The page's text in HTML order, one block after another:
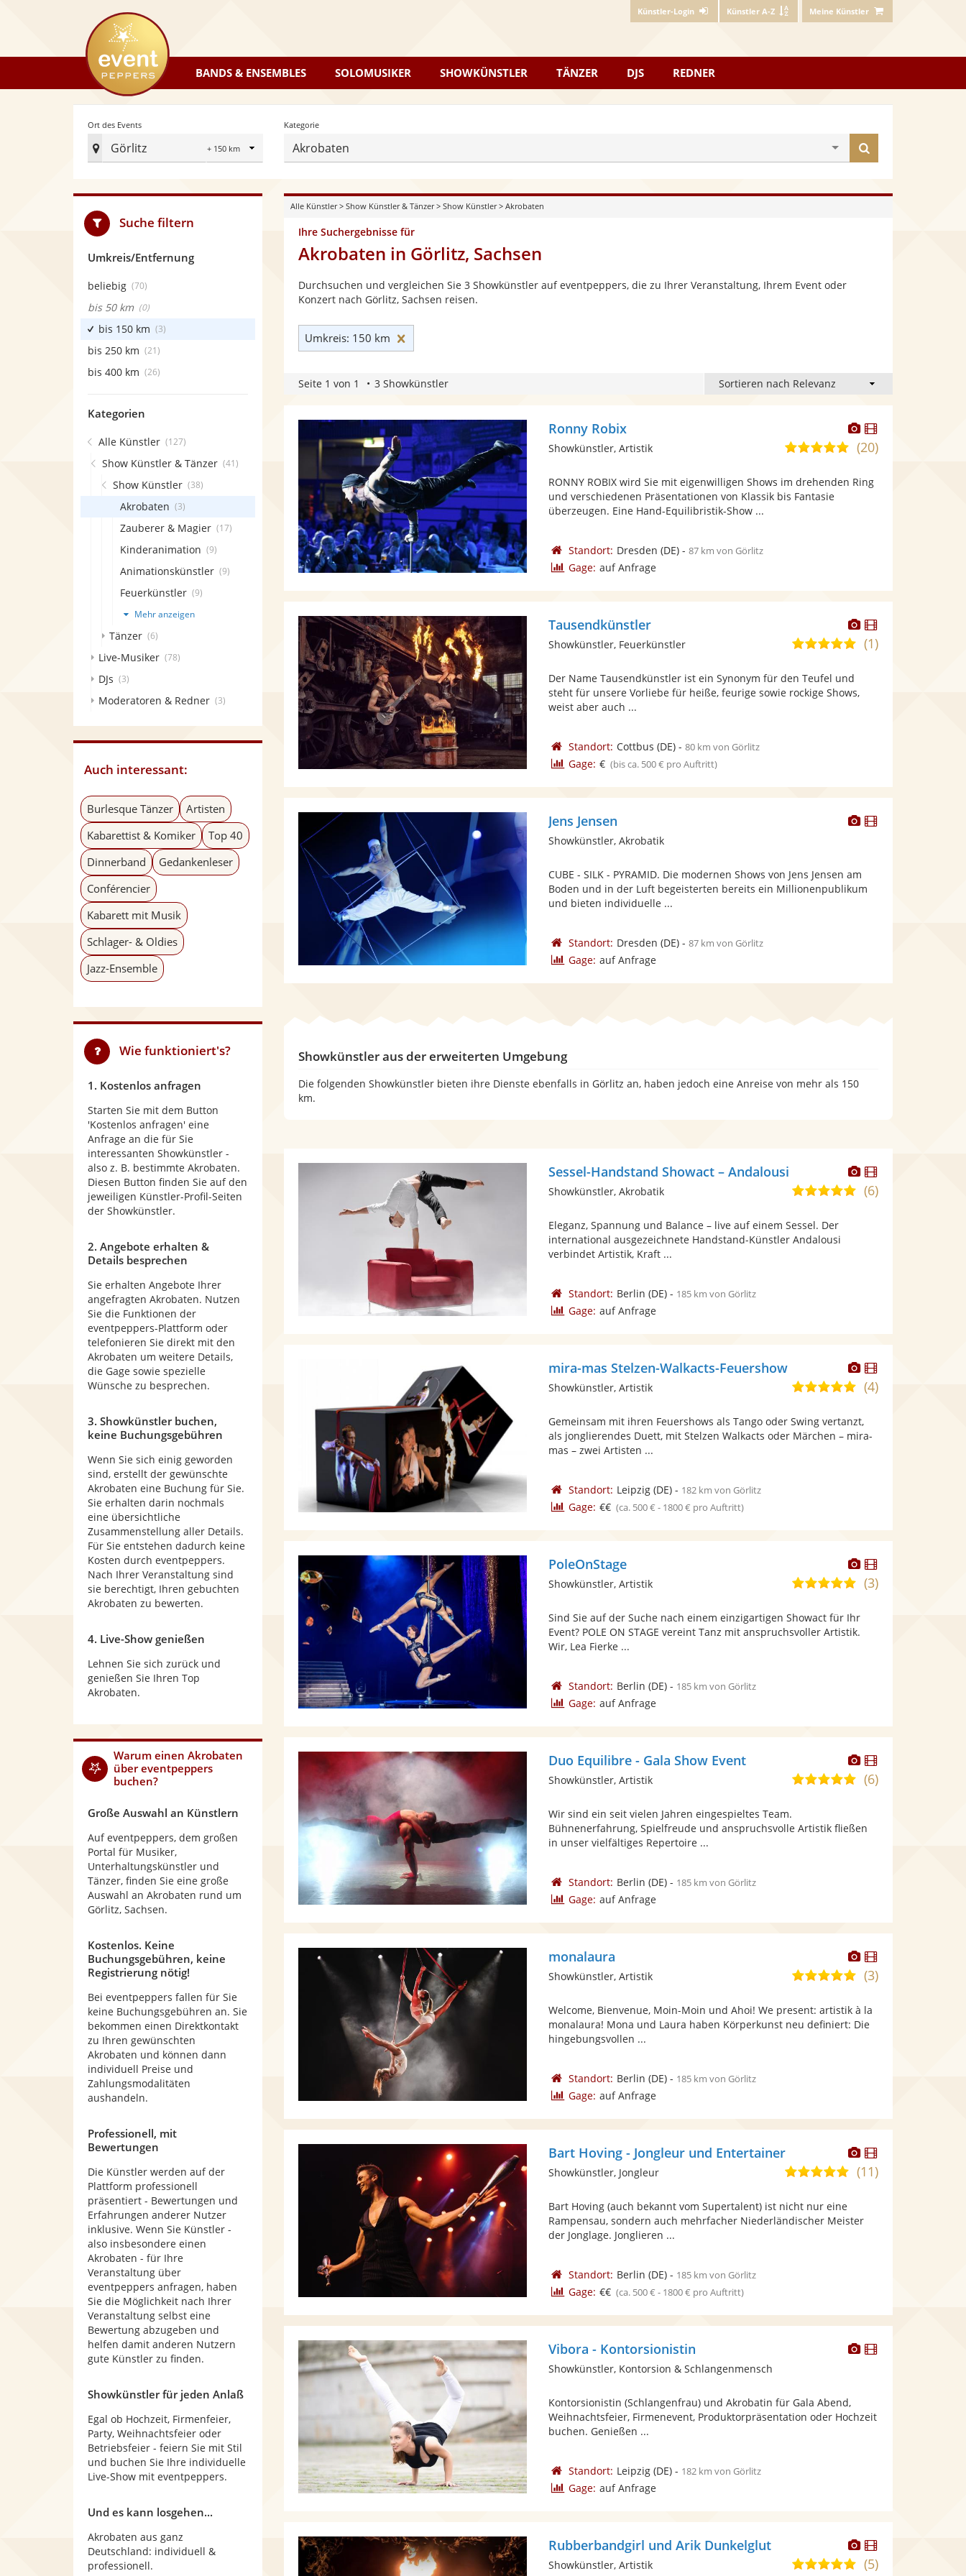
Künstler-Login Künstler A-Z Meine Künstler
eventpeppers
BANDS & ENSEMBLES SOLOMUSIKER SHOWKÜNSTLER TÄNZER DJS REDNER
Ort des Events
Görlitz
Radius
Ort
Events
festlegen
Kategorie
Akrobaten
finden
Alle Künstler> Show Künstler & Tänzer> Show Künstler> Akrobaten
Ihre Suchergebnisse für
Akrobaten in Görlitz, Sachsen
Durchsuchen und vergleichen Sie 3 Showkünstler auf eventpeppers, die zu Ihrer Veranstaltung, Ihrem Event oder
Konzert nach Görlitz, Sachsen reisen.
Umkreis: 150 km
Seite 1 von 1 3 Showkünstler
Dieser
Künstler
stellt
bereit.
Dieser
Künstler
Ronny Robix
4,9
5
(20)
Showkünstler, Artistik
RONNY ROBIX wird Sie mit eigenwilligen Shows im drehenden Ring
und verschiedenen Präsentationen von Klassik bis Fantasie
überzeugen. Eine Hand-Equilibristik-Show ...
Standort: Dresden (DE)- 87 km von Görlitz
Gage: auf Anfrage
Dieser
Künstler
stellt
Dieser
Künstler
Tausendkünstler
5,0
Sternen
(1)
Showkünstler, Feuerkünstler
Der Name Tausendkünstler ist ein Synonym für den Teufel und
steht für unsere Vorliebe für heiße, feurige sowie rockige Shows,
weist aber auch ...
Standort: Cottbus (DE)- 80 km von Görlitz
Gage: € (bis ca. 500 € pro Auftritt)
DieserDieser
Jens Jensen
Showkünstler, Akrobatik
CUBE - SILK - PYRAMID. Die modernen Shows von Jens Jensen am
Boden und in der Luft begeisterten bereits ein Millionenpublikum
und bieten individuelle ...
Standort: Dresden (DE)- 87 km von Görlitz
Gage: auf Anfrage
Showkünstler aus der erweiterten Umgebung
Die folgenden Showkünstler bieten ihre Dienste ebenfalls in Görlitz an, haben jedoch eine Anreise von mehr als 150
km.
Dieser
Künstler
stellt
Dieser
Künstler
Sessel-Handstand Showact – Andalousi
5,0(6)
Showkünstler, Akrobatik
Eleganz, Spannung und Balance – live auf einem Sessel. Der
international ausgezeichnete Handstand-Künstler Andalousi
verbindet Artistik, Kraft ...
Standort: Berlin (DE)- 185 km von Görlitz
Gage: auf Anfrage
Dieser
Künstler
stellt
bereit.
Dieser
Künstler
mira-mas Stelzen-Walkacts-Feuershow
5,0
5
Sternen
(4)
Showkünstler, Artistik
Gemeinsam mit ihren Feuershows als Tango oder Swing vertanzt,
als jonglierendes Duett, mit Stelzen Walkacts oder Märchen – mira-
mas – zwei Artisten ...
Standort: Leipzig(DE)- 182 km von Görlitz
Gage: €€ (ca. 500 € - 1800 € pro Auftritt)
Dieser
Künstler
stellt
Dieser
Künstler
PoleOnStage
5,0
5
Sternen
(3)
Showkünstler, Artistik
Sind Sie auf der Suche nach einem einzigartigen Showact für Ihr
Event? POLE ON STAGE vereint Tanz mit anspruchsvoller Artistik.
Wir, Lea Fierke ...
Standort: Berlin (DE)- 185 km von Görlitz
Gage: auf Anfrage
Dieser
Künstler
stellt
Dieser
Künstler
Duo Equilibre - Gala Show Event
5,0
Sternen
(6)
Showkünstler, Artistik
Wir sind ein seit vielen Jahren eingespieltes Team.
Bühnenerfahrung, Spielfreude und anspruchsvolle Artistik fließen
in unser vielfältiges Repertoire ...
Standort: Berlin (DE)- 185 km von Görlitz
Gage: auf Anfrage
Dieser
Künstler
stellt
Fotos
bereit.
Dieser
Künstler
monalaura
5,0
5
Sternen
(3)
Showkünstler, Artistik
Welcome, Bienvenue, Moin-Moin und Ahoi! We present: artistik à la
monalaura! Mona und Laura haben Körperkunst neu definiert: Die
hingebungsvollen ...
Standort: Berlin (DE)- 185 km von Görlitz
Gage: auf Anfrage
Dieser
Künstler
stellt
Dieser
Künstler
Bart Hoving - Jongleur und Entertainer
5,0
Sternen
(11)
Showkünstler, Jongleur
Bart Hoving (auch bekannt vom Supertalent) ist nicht nur eine
Rampensau, sondern auch mehrfacher Niederländischer Meister
der Jonglage. Jonglieren ...
Standort: Berlin (DE)- 185 km von Görlitz
Gage: €€ (ca. 500 € - 1800 € pro Auftritt)
Dieser
bereit.
Dieser
Vibora - Kontorsionistin
Showkünstler, Kontorsion & Schlangenmensch
Kontorsionistin (Schlangenfrau) und Akrobatin für Gala Abend,
Weihnachtsfeier, Firmenevent, Produktorpräsentation oder Hochzeit
buchen. Genießen ...
Standort: Leipzig(DE)- 182 km von Görlitz
Gage: auf Anfrage
Dieser
Künstler
Dieser
Künstler
Rubberbandgirl und Arik Dunkelglut
5,0(5)
Showkünstler, Artistik
Suche filtern
Umkreis/Entfernung
beliebig (70)
bis 50 km (0)
bis 150 km (3)
bis 250 km (21)
bis 400 km (26)
Kategorien
Alle Künstler (127)
Show Künstler & Tänzer (41)
Show Künstler (38)
Akrobaten (3)
Zauberer & Magier (17)
Kinderanimation (9)
Animationskünstler (9)
Feuerkünstler (9)
Mehr anzeigen
Tänzer (6)
Live-Musiker (78)
DJs (3)
Moderatoren & Redner (3)
Auch interessant:
Burlesque Tänzer
Artisten
Kabarettist & Komiker
Top 40
Dinnerband
Gedankenleser
Conférencier
Kabarett mit Musik
Schlager- & Oldies
Jazz-Ensemble
Wie funktioniert's?
1. Kostenlos anfragen
Starten Sie mit dem Button
'Kostenlos anfragen' eine
Anfrage an die für Sie
interessanten Showkünstler -
also z. B. bestimmte Akrobaten.
Diesen Button finden Sie auf den
jeweiligen Künstler-Profil-Seiten
der Showkünstler.
2. Angebote erhalten &
Details besprechen
Sie erhalten Angebote Ihrer
angefragten Akrobaten. Nutzen
Sie die Funktionen der
eventpeppers-Plattform oder
telefonieren Sie direkt mit den
Akrobaten um weitere Details,
die Gage sowie spezielle
Wünsche zu besprechen.
3. Showkünstler buchen,
keine Buchungsgebühren
Wenn Sie sich einig geworden
sind, erstellt der gewünschte
Akrobaten eine Buchung für Sie.
Sie erhalten darin nochmals
eine übersichtliche
Zusammenstellung aller Details.
Für Sie entstehen dadurch keine
Kosten durch eventpeppers.
Nach Ihrer Veranstaltung sind
sie berechtigt, Ihren gebuchten
Akrobaten zu bewerten.
4. Live-Show genießen
Lehnen Sie sich zurück und
genießen Sie Ihren Top
Akrobaten.
Warum einen Akrobaten
über eventpeppers
buchen?
Große Auswahl an Künstlern
Auf eventpeppers, dem großen
Portal für Musiker,
Unterhaltungskünstler und
Tänzer, finden Sie eine große
Auswahl an Akrobaten rund um
Görlitz, Sachsen.
Kostenlos. Keine
Buchungsgebühren, keine
Registrierung nötig!
Bei eventpeppers fallen für Sie
keine Buchungsgebühren an. Sie
bekommen einen Direktkontakt
zu Ihren gewünschten
Akrobaten und können dann
individuell Preise und
Zahlungsmodalitäten
aushandeln.
Professionell, mit
Bewertungen
Die Künstler werden auf der
Plattform professionell
präsentiert - Bewertungen und
Erfahrungen anderer Nutzer
inklusive. Wenn Sie Künstler -
also insbesondere einen
Akrobaten - für Ihre
Veranstaltung über
eventpeppers anfragen, haben
Sie die Möglichkeit nach Ihrer
Veranstaltung selbst eine
Bewertung abzugeben und
helfen damit anderen Nutzern
gute Künstler zu finden.
Showkünstler für jeden Anlaß
Egal ob Hochzeit, Firmenfeier,
Party, Weihnachtsfeier oder
Betriebsfeier - feiern Sie mit Stil
und buchen Sie Ihre individuelle
Live-Show mit eventpeppers.
Und es kann losgehen...
Akrobaten aus ganz
Deutschland: individuell &
professionell.